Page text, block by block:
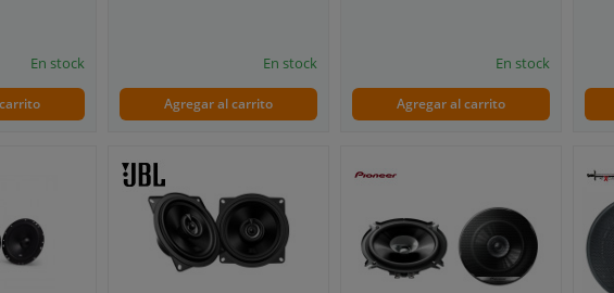
En stock En stock
Agregar al carrito
En stock
Agregar al carrito